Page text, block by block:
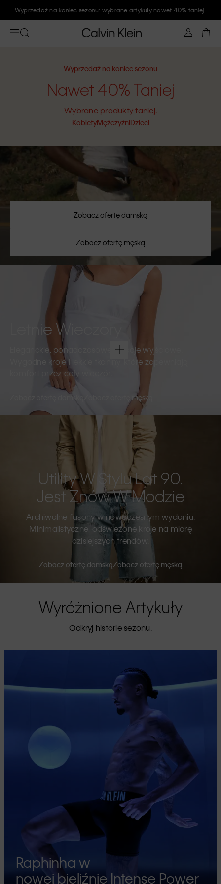
Zapisz się na newsletter Calvin Klein i zyskaj rabat 10%
Wyprzedaż na koniec sezonu
Nawet 40% Taniej
Wybrane produkty taniej.
KobietyMężczyźniDzieci
Zobacz ofertę damską
Zobacz ofertę męską
Letnie Wieczory
Eleganckie, ponadczasowe kreacje wyjściowe.
Wygodne kroje i lekkie tkaniny, które zapewniają
komfort przez cały wieczór.
Zobacz ofertę damską Zobacz ofertę męską
Utility W Stylu Lat 90.
Jest Znów W Modzie
Archiwalne fasony w nowoczesnym wydaniu.
Minimalistyczne, odświeżone kroje na miarę
dzisiejszych trendów.
Zobacz ofertę damskąZobacz ofertę męską
Wyróżnione Artykuły
Odkryj historie sezonu.
Raphinha w
nowej bieliźnie Intense Power